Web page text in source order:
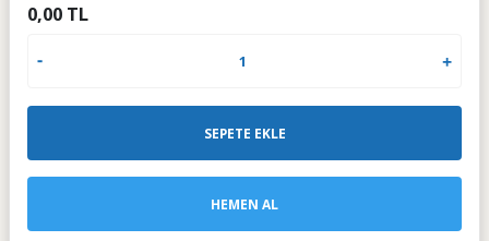
0,00 TL
SEPETE EKLE
HEMEN AL